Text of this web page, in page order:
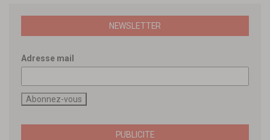
NEWSLETTER
Adresse mail
PUBLICITE